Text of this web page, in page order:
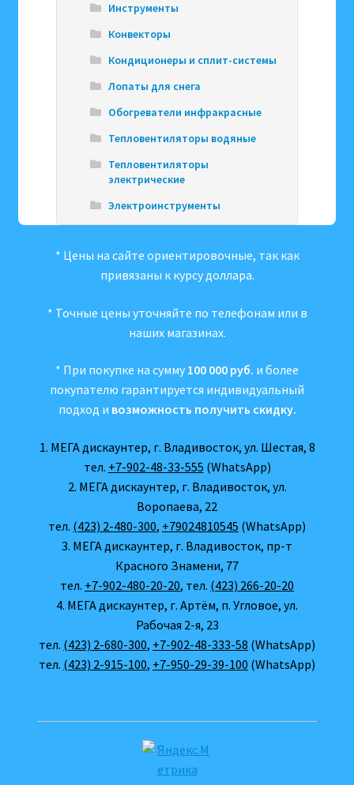
Инструменты
Конвекторы
Кондиционеры и сплит-системы
Лопаты для снега
Обогреватели инфракрасные
Тепловентиляторы водяные
Тепловентиляторы
электрические
Электроинструменты
* Цены на сайте ориентировочные, так как
привязаны к курсу доллара.
* Точные цены уточняйте по телефонам или в
наших магазинах.
* При покупке на сумму 100 000 руб. и более
покупателю гарантируется индивидуальный
подход и возможность получить скидку.
1. МЕГА дискаунтер, г. Владивосток, ул. Шестая, 8
тел. +7-902-48-33-555 (WhatsApp)
2. МЕГА дискаунтер, г. Владивосток, ул.
Воропаева, 22
тел. (423) 2-480-300, +79024810545 (WhatsApp)
3. МЕГА дискаунтер, г. Владивосток, пр-т
Красного Знамени, 77
тел. +7-902-480-20-20, тел. (423) 266-20-20
4. МЕГА дискаунтер, г. Артём, п. Угловое, ул.
Рабочая 2-я, 23
тел. (423) 2-680-300, +7-902-48-333-58 (WhatsApp)
тел. (423) 2-915-100, +7-950-29-39-100 (WhatsApp)